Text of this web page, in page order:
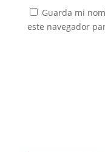
Guarda mi
este navegador